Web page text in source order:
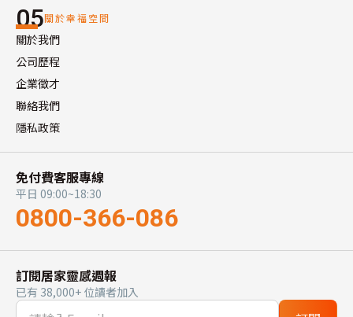
05關於幸福空間
關於我們
公司歷程
企業徵才
聯絡我們
隱私政策
免付費客服專線
平日 09:00~18:30
0800-366-086
訂閱居家靈感週報
已有 38,000+ 位讀者加入